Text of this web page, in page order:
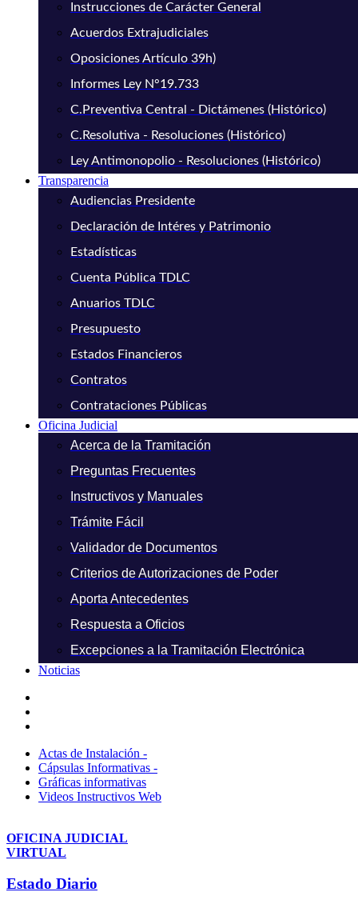
Instrucciones de Carácter General
Acuerdos Extrajudiciales
Oposiciones Artículo 39h)
Informes Ley N°19.733
C.Preventiva Central - Dictámenes (Histórico)
C.Resolutiva - Resoluciones (Histórico)
Ley Antimonopolio - Resoluciones (Histórico)
Transparencia
Audiencias Presidente
Declaración de Intéres y Patrimonio
Estadísticas
Cuenta Pública TDLC
Anuarios TDLC
Presupuesto
Estados Financieros
Contratos
Contrataciones Públicas
Oficina Judicial
Acerca de la Tramitación
Preguntas Frecuentes
Instructivos y Manuales
Trámite Fácil
Validador de Documentos
Criterios de Autorizaciones de Poder
Aporta Antecedentes
Respuesta a Oficios
Excepciones a la Tramitación Electrónica
Noticias
Actas de Instalación -
Cápsulas Informativas -
Gráficas informativas
Videos Instructivos Web
OFICINA JUDICIAL
VIRTUAL
Estado Diario